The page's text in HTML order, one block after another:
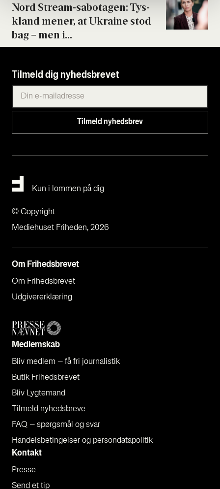
Nord Stream-sabo­ta­gen: Tys­
kland mener, at Ukrai­ne stod
bag – men i...
Tilmeld dig nyhedsbrevet
Om Fri­heds­bre­vet
Om Fri­heds­bre­vet
Udgi­ve­rer­klæ­ring
Med­lem­skab
Bliv med­lem – få fri jour­na­li­stik
Butik Fri­heds­bre­vet
Bliv Lyg­te­mand
Til­meld nyheds­bre­ve
FAQ – spørgs­mål og svar
Han­dels­be­tin­gel­ser og per­son­da­ta­po­li­tik
Kon­takt
Pres­se
Send et tip
Kun i lommen på dig
Mediehuset Friheden, 2026
© Copyright